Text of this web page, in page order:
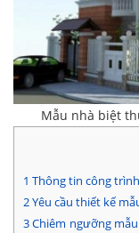
Mẫu nhà biệt
1 Thông tin công
2Yêu cầu thiết kế
3Chiêm ngưỡng